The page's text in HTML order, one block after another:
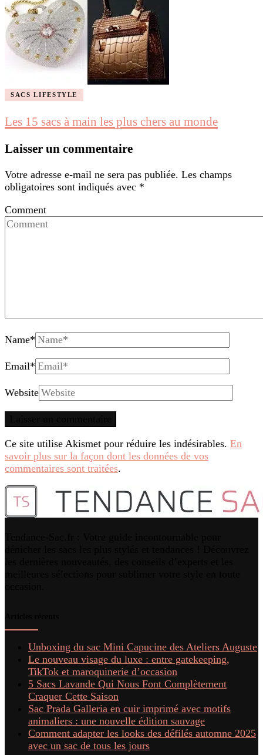
SACS LIFESTYLE
Les 15 sacs à main les plus chers au monde
Laisser un commentaire
Votre adresse e-mail ne sera pas publiée. Les champs
obligatoires sont indiqués avec *
Comment
Name*
Email*
Website
Ce site utilise Akismet pour réduire les indésirables. En
savoir plus sur la façon dont les données de vos
commentaires sont traitées.
Unboxing du sac Mini Capucine des Ateliers Auguste
Le nouveau visage du luxe : entre gatekeeping,
TikTok et maroquinerie d’occasion
5 Sacs Lavande Qui Nous Font Complètement
Craquer Cette Saison
Sac Prada Galleria en cuir imprimé avec motifs
animaliers : une nouvelle édition sauvage
Comment adapter les looks des défilés automne 2025
avec un sac de tous les jours